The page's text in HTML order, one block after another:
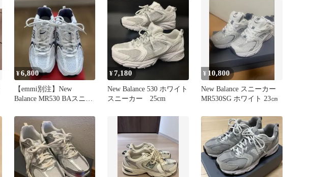
¥6,800
【emmi別注】New
Balance MR530 BAスニー
¥7,180
New Balance 530 ホワイト
スニーカー 25cm
¥ 10,800
New Balance スニーカー
MR530SG ホワイト 23㎝